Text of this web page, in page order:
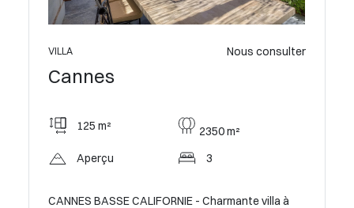
VILLA
Cannes
Nous consulter
125 m²
2350 m²
Aperçu
3
CANNES BASSE CALIFORNIE - Charmante villa à